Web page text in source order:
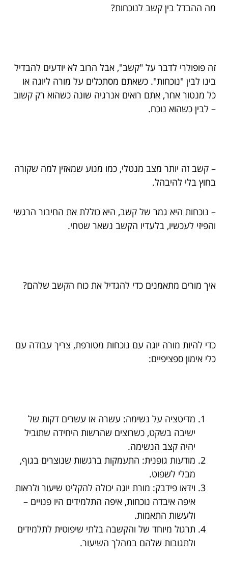
מה ההבדל בין קשב לנוכחות?
זה פופולרי לדבר על "קשב", אבל הרוב לא יודעים להבדיל
בינו לבין "נוכחות". כשאתם מסתכלים על מורה ליוגה או
כל מנטור אחר, אתם רואים אנרגיה שונה כשהוא רק קשוב
– לבין כשהוא נוכח.
– קשב זה יותר מצב מנטלי, כמו מנוע שמאזין למה שקורה
בחוץ בלי להיבהל.
– נוכחות היא גמר של קשב, היא כוללת את החיבור הרגשי
והפיזי לעכשיו, בלעדיו הקשב נשאר שטחי.
איך מורים מתאמנים כדי להגדיל את כוח הקשב שלהם?
כדי להיות מורה יוגה עם נוכחות מטורפת, צריך עבודה עם
כלי אימון ספציפיים:
מדיטציה על נשימה: עשרה או עשרים דקות של
ישיבה בשקט, כשרוצים שהרשות היחידה שתוביל
יהיה קצב הנשימה.
מודעות גופנית: התעמקות ברגשות שנוצרים בגוף,
מבלי לשפוט.
וידאו פידבק: מורת יוגה יכולה להקליט שיעור ולראות
איפה איבדה נוכחות, איפה התלמידים היו פנויים –
ולעשות התאמות.
תרגול מיוחד של והקשבה בלתי שיפוטית לתלמידים
ולתגובות שלהם במהלך השיעור.